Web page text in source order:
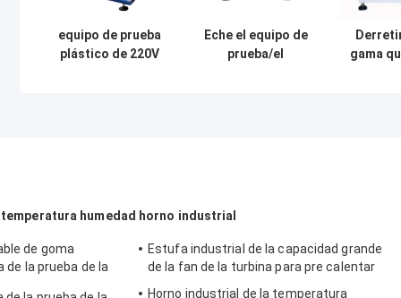
equipo de prueba
plástico de 220V
Eche el equipo de
prueba/el
gama
humedad
de goma
de la prueba de la
horno industrial
Estufa industrial de la capacidad grande
de la fan de la turbina para pre calentar
Horno industrial de la temperatura